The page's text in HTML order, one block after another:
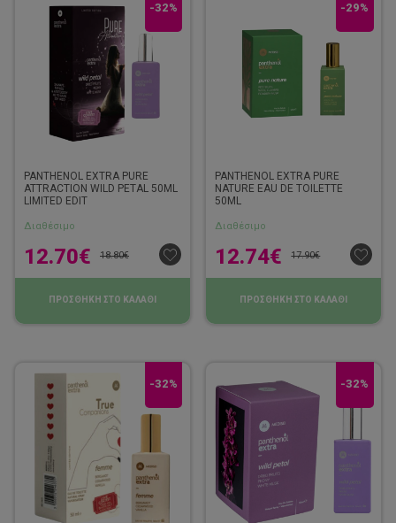
-32%
PANTHENOL EXTRA PURE
ATTRACTION WILD PETAL 50ML
LIMITED EDIT
Διαθέσιμο
18.80€
12.70€
ΠΡΟΣΘΗΚΗ ΣΤΟ ΚΑΛΑΘΙ
-29%
PANTHENOL EXTRA PURE
NATURE EAU DE TOILETTE
50ML
Διαθέσιμο
17.90€
12.74€
ΠΡΟΣΘΗΚΗ ΣΤΟ ΚΑΛΑΘΙ
-32% -32%